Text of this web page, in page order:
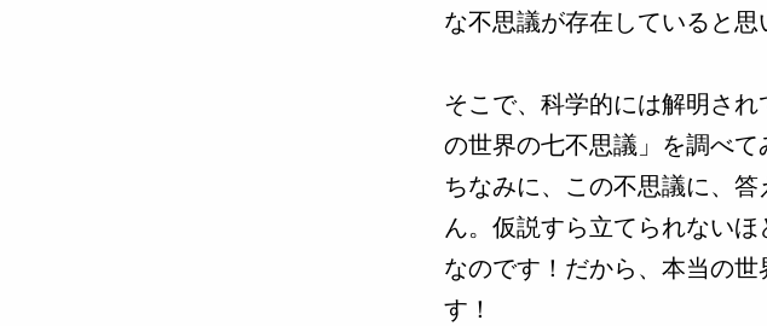
な不思議が存在していると思
そこで、科学的には解明さ
の世界の七不思議」を調べて
ちなみに、この不思議に、
ん。仮説すら立てられない
なのです！だから、本当の
す！